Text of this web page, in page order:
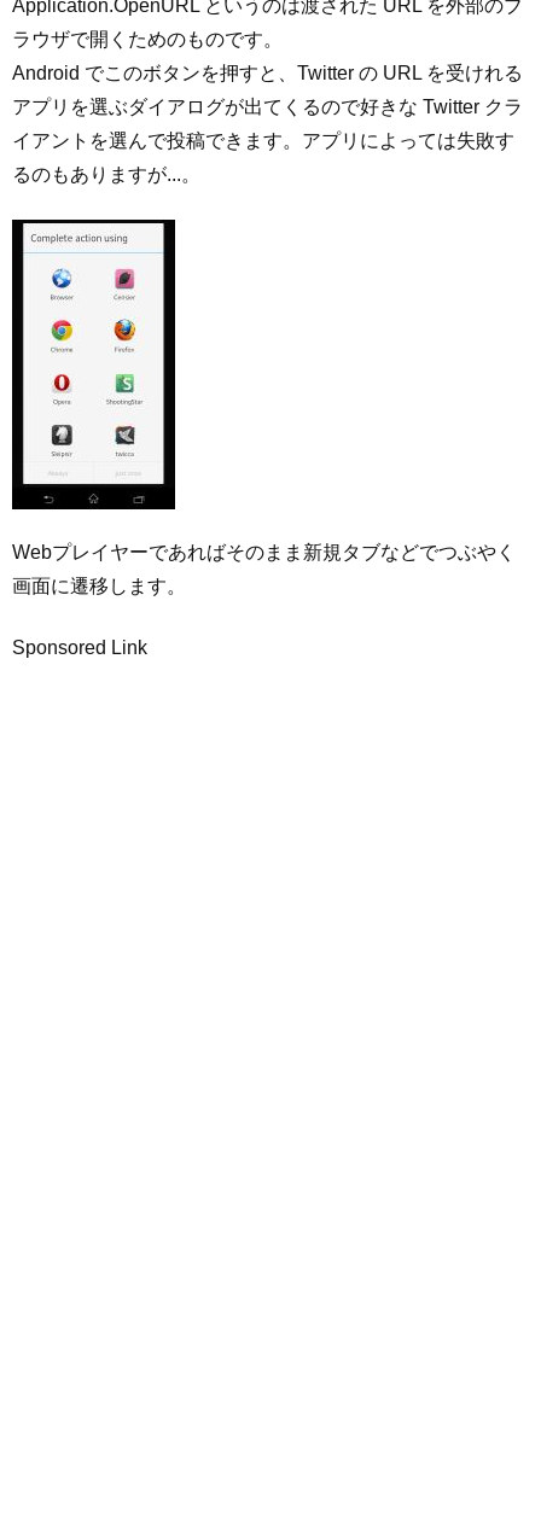
Application.OpenURL というのは渡された URL を外部のブ
ラウザで開くためのものです。
Android でこのボタンを押すと、Twitter の URL を受けれる
アプリを選ぶダイアログが出てくるので好きな Twitter クラ
イアントを選んで投稿できます。アプリによっては失敗す
るのもありますが...。
Webプレイヤーであればそのまま新規タブなどでつぶやく
画面に遷移します。
Sponsored Link